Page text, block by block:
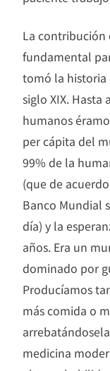
La contribución
fundamental
tomó la historia
siglo XIX. Hasta
humanos
per cápita del
99% de la
(que de
Banco Mundial
día) y la
años. Era un
dominado por
Producíamos
más comida o
medicina